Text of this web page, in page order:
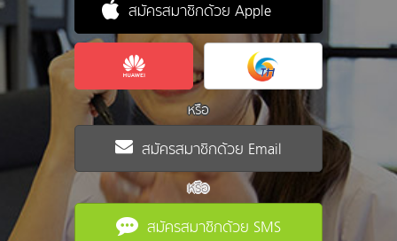
สมัครสมาชิกด้วย Apple
หรือ
สมัครสมาชิกด้วย Email
หรือ
สมัครสมาชิกด้วย SMS